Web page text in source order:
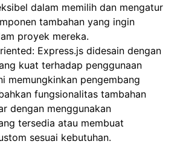
dalam memilih dan mengatur
tambahan yang ingin
proyek mereka.
Express.js didesain dengan
kuat terhadap penggunaan
memungkinkan pengembang
fungsionalitas tambahan
dengan menggunakan
tersedia atau membuat
sesuai kebutuhan.